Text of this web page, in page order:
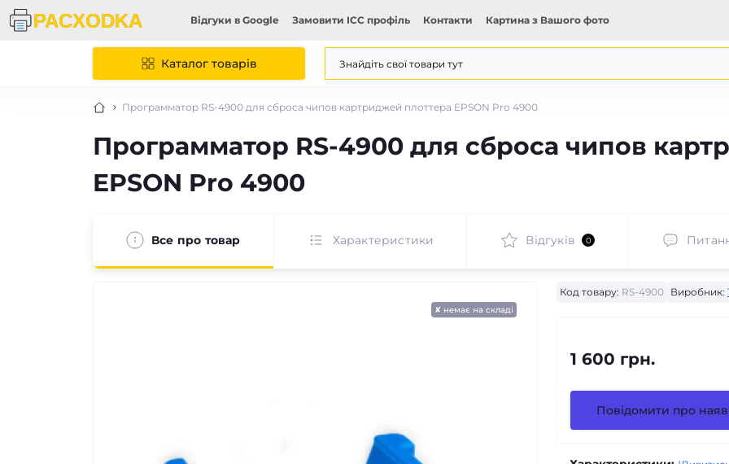
Відгуки в Google Замовити ICC профіль Контакти Картина з Вашого фото
Каталог товарів
Программатор RS-4900 для сброса чипов картриджей плоттера EPSON Pro 4900
Программатор RS-4900 для сброса чипов
EPSON Pro 4900
Все про товар Характеристики Відгуків 0
✘ немає на складі
Код товару: RS-4900 Виробник:
1 600 грн.
Повідомити про